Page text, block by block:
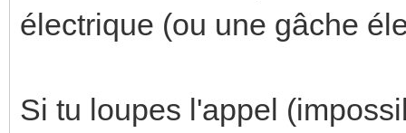
électrique (ou une gâche
Si tu loupes l'appel